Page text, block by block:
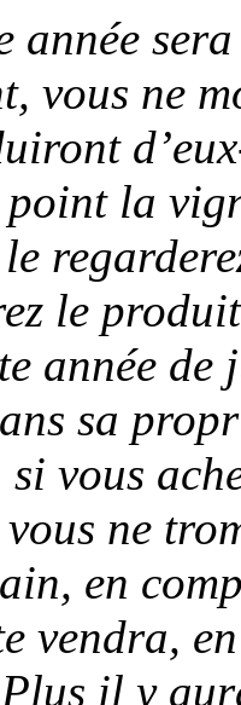
année
vous ne
point la
le
année
sa
vous
ne
en
vendra,
il y